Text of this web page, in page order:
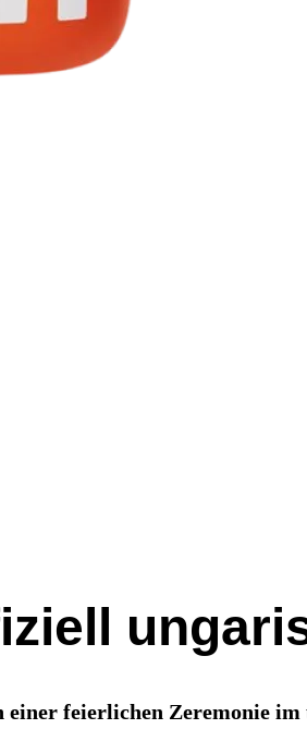
feierlichen Zeremonie